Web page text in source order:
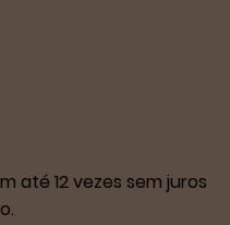
até 12 vezes sem juros